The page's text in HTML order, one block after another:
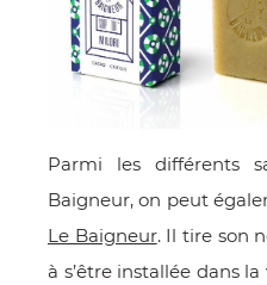
Parmi les différents
Baigneur, on peut
Le Baigneur. Il tire son
à s’être installée dans